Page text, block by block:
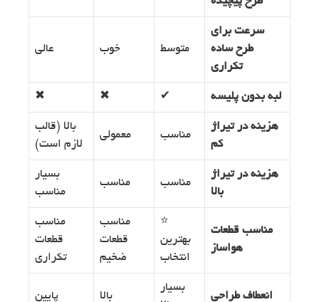
سرعت برای
طرح ساده
تکراری
متوسط خوب عالی
لبه بدون پلیسه ✔
✖
✖
هزینه در تیراژ
کم
مناسب معمولی
بالا (قالب
لازم است)
هزینه در تیراژ
بالا
مناسب مناسب
بسیار
مناسب
مناسب قطعات
هواساز
⭐
بهترین
انتخاب
مناسب
قطعات
ضخیم
مناسب
قطعات
تکراری
انعطاف طراحی
بسیار
بالا پایین